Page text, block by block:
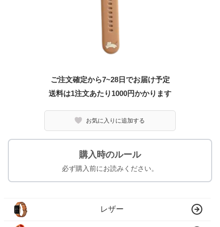
ご注文確定から7~28日でお届け予定
送料は1注文あたり 1000円かかります
お気に入りに追加する
購入時のルール
必ず購入前にお読みください。
レザー